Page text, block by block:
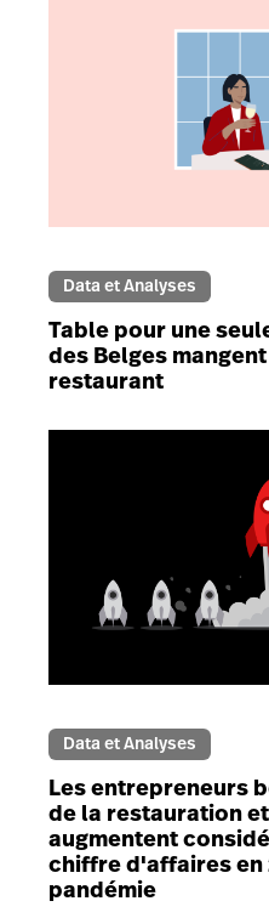
Data et Analyses
Table pour une
des Belges
restaurant
Data et Analyses
Les entrepreneurs
de la restauration
augmentent
chiffre d'affaires en
pandémie